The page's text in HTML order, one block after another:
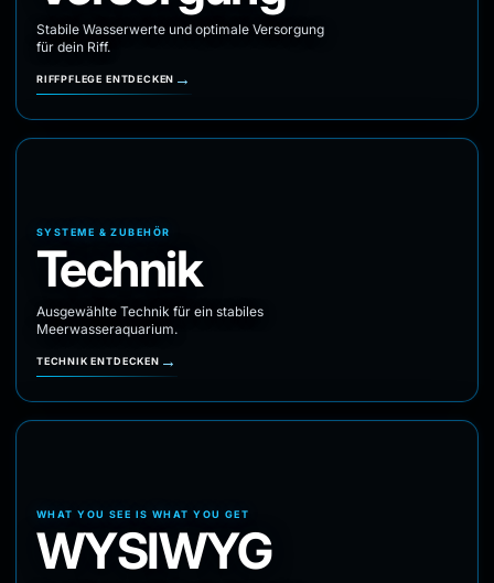
Stabile Wasserwerte und optimale Versorgung
für dein Riff.
RIFFPFLEGE ENTDECKEN →
SYSTEME & ZUBEHÖR
Technik
Ausgewählte Technik für ein stabiles
Meerwasseraquarium.
TECHNIK ENTDECKEN →
WHAT YOU SEE IS WHAT YOU GET
WYSIWYG